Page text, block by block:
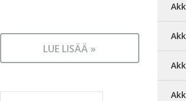
LUE LISÄÄ »